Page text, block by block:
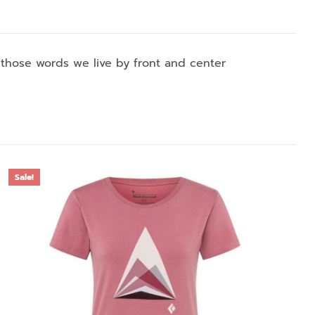
words we live by front and center
Sale!